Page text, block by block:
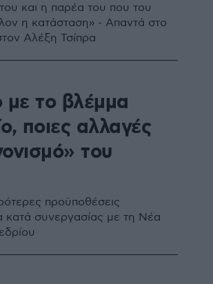
του και η παρέα του που του
η κατάσταση» - Απαντά στο
Αλέξη Τσίπρα
το βλέμμα
ποιες αλλαγές
του
προϋποθέσεις
κατά συνεργασίας με τη Νέα